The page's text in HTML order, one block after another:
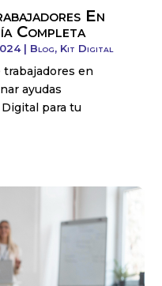
En
Completa
| Blog, Kit Digital
en
ayudas
para tu